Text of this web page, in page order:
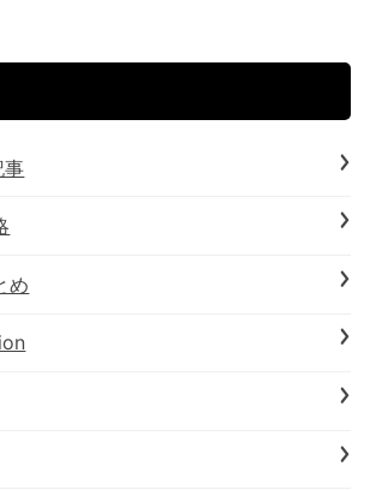
事
め